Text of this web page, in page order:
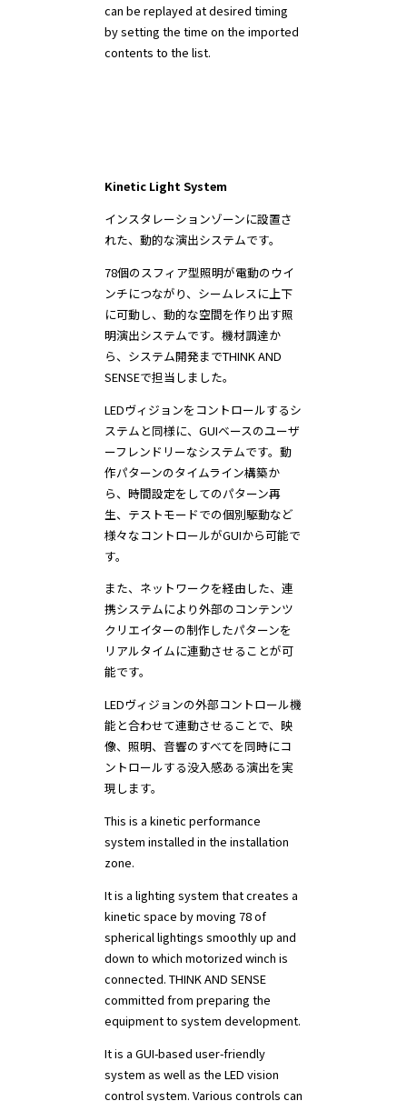
can be replayed at desired timing
by setting the time on the imported
contents to the list.
Kinetic Light System
インスタレーションゾーンに設置さ
れた、動的な演出システムです。
78個のスフィア型照明が電動のウイ
ンチにつながり、シームレスに上下
に可動し、動的な空間を作り出す照
明演出システムです。機材調達か
ら、システム開発までTHINK AND
SENSEで担当しました。
LEDヴィジョンをコントロールするシ
ステムと同様に、GUIベースのユーザ
ーフレンドリーなシステムです。動
作パターンのタイムライン構築か
ら、時間設定をしてのパターン再
生、テストモードでの個別駆動など
様々なコントロールがGUIから可能で
す。
また、ネットワークを経由した、連
携システムにより外部のコンテンツ
クリエイターの制作したパターンを
リアルタイムに連動させることが可
能です。
LEDヴィジョンの外部コントロール機
能と合わせて連動させることで、映
像、照明、音響のすべてを同時にコ
ントロールする没入感ある演出を実
現します。
This is a kinetic performance
system installed in the installation
zone.
It is a lighting system that creates a
kinetic space by moving 78 of
spherical lightings smoothly up and
down to which motorized winch is
connected. THINK AND SENSE
committed from preparing the
equipment to system development.
It is a GUI-based user-friendly
system as well as the LED vision
control system. Various controls can